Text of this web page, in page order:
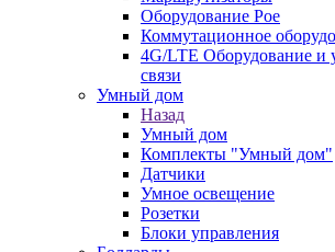
Оборудование Poe
Коммутационное
4G/LTE Оборудование и
связи
Умный дом
Назад
Умный дом
Комплекты "Умный дом"
Датчики
Умное освещение
Розетки
Блоки управления